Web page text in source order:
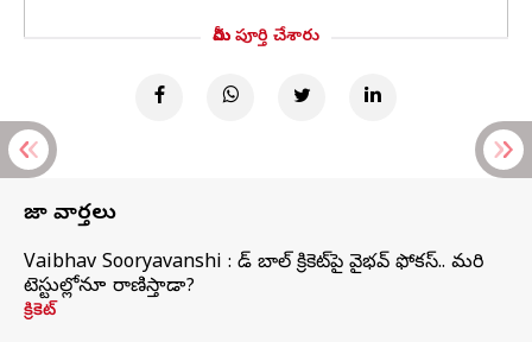
మీరు పూర్తి చేశారు
తాజా వార్తలు
Vaibhav Sooryavanshi : రెడ్ బాల్ క్రికెట్‌పై వైభవ్ ఫోకస్.. మరి
టెస్టుల్లోనూ రాణిస్తాడా?
క్రికెట్